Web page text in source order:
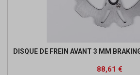
DISQUE DE FREIN AVANT 3 MM
Prix
88,61 €